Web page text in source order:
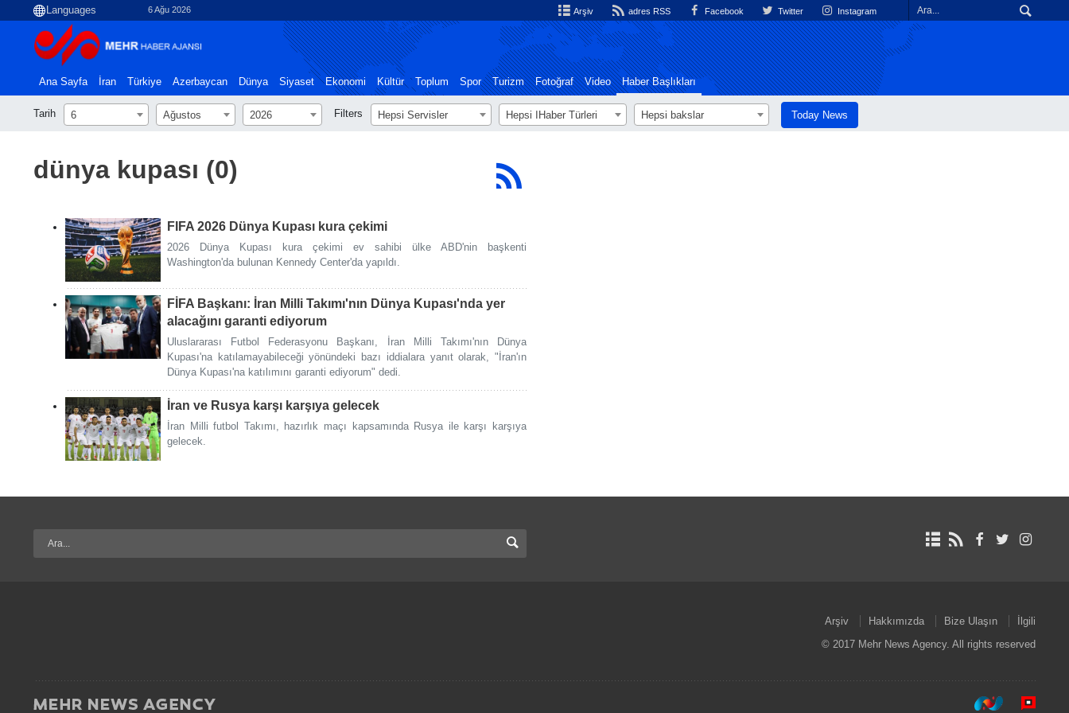
6 Ağu 2026 Arşiv adres RSS Facebook Twitter Instagram
Ana Sayfa İran Türkiye Azerbaycan Dünya Siyaset Ekonomi Kültür Toplum Spor Turizm Fotoğraf Video Haber Başlıkları
Tarih 6 Ağustos 2026 Filters Hepsi Servisler Hepsi اHaber Türleri Hepsi bakslar Today News
dünya kupası (0)
FIFA 2026 Dünya Kupası kura çekimi
2026 Dünya Kupası kura çekimi ev sahibi ülke ABD'nin başkenti
Washington'da bulunan Kennedy Center'da yapıldı.
FİFA Başkanı: İran Milli Takımı'nın Dünya Kupası'nda yer
alacağını garanti ediyorum
Uluslararası Futbol Federasyonu Başkanı, İran Milli Takımı'nın Dünya
Kupası'na katılamayabileceği yönündeki bazı iddialara yanıt olarak, "İran'ın
Dünya Kupası'na katılımını garanti ediyorum" dedi.
İran ve Rusya karşı karşıya gelecek
İran Milli futbol Takımı, hazırlık maçı kapsamında Rusya ile karşı karşıya
gelecek.
Arşiv Hakkımızda Bize Ulaşın
İlgili
© 2017 Mehr News Agency. All rights reserved